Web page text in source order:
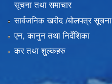
सूचना तथा समाचार
सार्वजनिक खरीद /बोलपत्र सूचना
एन, कानुन तथा निर्देशिका
कर तथा शुल्कहरु